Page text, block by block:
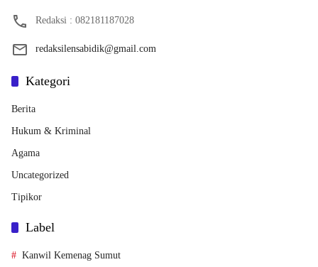
Redaksi : 082181187028
redaksilensabidik@gmail.com
Kategori
Berita
Hukum & Kriminal
Agama
Uncategorized
Tipikor
Label
Kanwil Kemenag Sumut